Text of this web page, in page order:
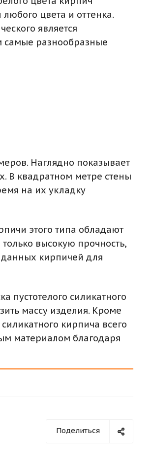
цвета и оттенка.
является
самые разнообразные
Наглядно показывает
В квадратном метре стены
на их укладку
этого типа обладают
высокую прочность,
данных кирпичей для
пустотелого силикатного
массу изделия. Кроме
кирпича всего
материалом благодаря
Поделиться